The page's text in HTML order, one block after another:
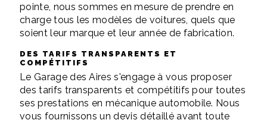
pointe, nous sommes en mesure de prendre en
charge tous les modèles de voitures, quels que
soient leur marque et leur année de fabrication.
DES TARIFS TRANSPARENTS ET
COMPÉTITIFS
Le Garage des Aires s'engage à vous proposer
des tarifs transparents et compétitifs pour toutes
ses prestations en mécanique automobile. Nous
vous fournissons un devis détaillé avant toute